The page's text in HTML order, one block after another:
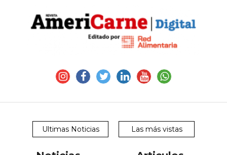
Ultimas Noticias Las más vistas